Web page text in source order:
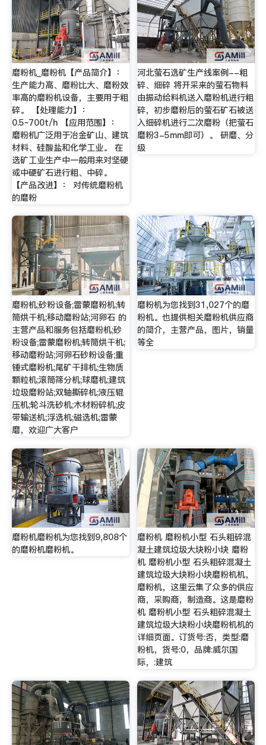
磨粉机_磨粉机【产品简介】：
生产能力高、磨粉比大、磨粉效
率高的磨粉机设备，主要用于粗
碎。 【处理能力】：
0.5~700t/h 【应用范围】：
磨粉机广泛用于冶金矿山、建筑
材料、硅酸盐和化学工业。 在
选矿工业生产中一般用来对坚硬
或中硬矿石进行粗、中碎。
【产品改进】： 对传统磨粉机
的磨粉
河北萤石选矿生产线案例--粗
碎、细碎 将开采来的萤石物料
由振动给料机送入磨粉机进行粗
碎，初步磨粉后的萤石矿石被送
入细碎机进行二次磨粉（把萤石
磨粉3-5mm即可）。 研磨、分
级
磨粉机;砂粉设备;雷蒙磨粉机;转
筒烘干机;移动磨粉站;河卵石 的
主营产品和服务包括磨粉机;砂
粉设备;雷蒙磨粉机;转筒烘干机;
移动磨粉站;河卵石砂粉设备;重
锤式磨粉机;尾矿干排机;生物质
颗粒机;滚筒筛分机;球磨机;建筑
垃圾磨粉站;双轴撕碎机;液压辊
压机;轮斗洗砂机;木材粉碎机;皮
带输送机;浮选机;磁选机;雷蒙
磨，欢迎广大客户
磨粉机为您找到31,027个的磨
粉机。也提供相关磨粉机供应商
的简介，主营产品，图片，销量
等全
磨粉机磨粉机为您找到9,808个
的磨粉机磨粉机。
磨粉机 磨粉机小型 石头粗碎混
凝土建筑垃圾大块粉小块 磨粉
机 磨粉机小型 石头粗碎混凝土
建筑垃圾大块粉小块磨粉机机，
磨粉机，这里云集了众多的供应
商，采购商，制造商。这是磨粉
机 磨粉机小型 石头粗碎混凝土
建筑垃圾大块粉小块磨粉机机的
详细页面。订货号:否，类型:磨
粉机，货号:0，品牌:威尔国
际，:建筑